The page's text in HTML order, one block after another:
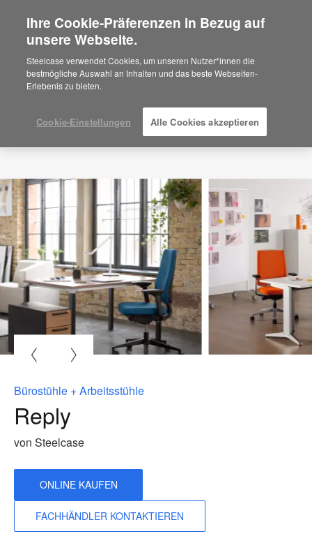
Are you in United States?
Would you like to see Products we sell in
your region?
Americas
Español
Bürostühle + Arbeitsstühle
Reply
von Steelcase
ONLINE KAUFEN
FACHHÄNDLER KONTAKTIEREN
Ihre Cookie-Präferenzen in Bezug auf
unsere Webseite.
Steelcase verwendet Cookies, um unseren Nutzer*innen die
bestmögliche Auswahl an Inhalten und das beste Webseiten-
Erlebenis zu bieten.
Cookie-Einstellungen Alle Cookies akzeptieren